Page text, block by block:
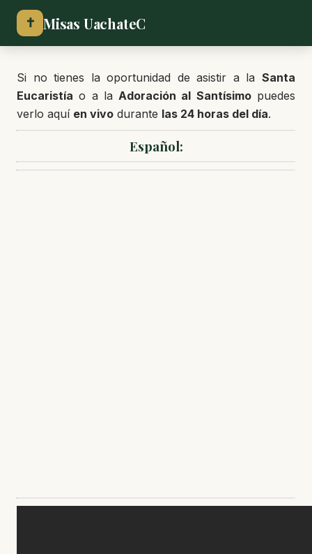
✝ Misas UachateC
Si no tienes la oportunidad de asistir a la Santa
Eucaristía o a laAdoración al Santísimopuedes
verlo aquí en vivo durante las 24 horas del día.
Español: